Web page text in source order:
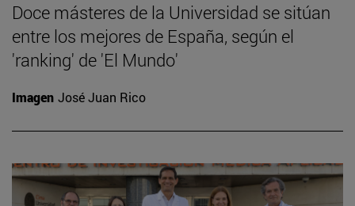
Doce másteres de la Universidad se sitúan
entre los mejores de España, según el
'ranking' de 'El Mundo'
Imagen José Juan Rico